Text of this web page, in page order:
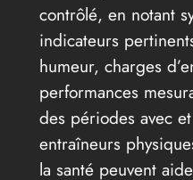
contrôlé, en notant
indicateurs
humeur, charges
performances
des périodes avec
entraîneurs
la santé peuvent